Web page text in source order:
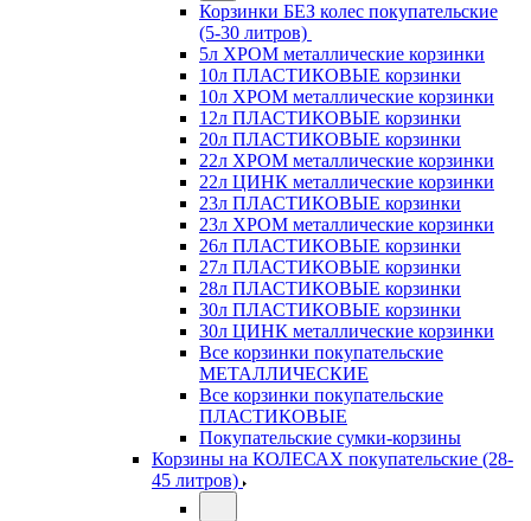
Корзинки БЕЗ колес покупательские
(5-30 литров)
5л ХРОМ металлические корзинки
10л ПЛАСТИКОВЫЕ корзинки
10л ХРОМ металлические корзинки
12л ПЛАСТИКОВЫЕ корзинки
20л ПЛАСТИКОВЫЕ корзинки
22л ХРОМ металлические корзинки
22л ЦИНК металлические корзинки
23л ПЛАСТИКОВЫЕ корзинки
23л ХРОМ металлические корзинки
26л ПЛАСТИКОВЫЕ корзинки
27л ПЛАСТИКОВЫЕ корзинки
28л ПЛАСТИКОВЫЕ корзинки
30л ПЛАСТИКОВЫЕ корзинки
30л ЦИНК металлические корзинки
Все корзинки покупательские
МЕТАЛЛИЧЕСКИЕ
Все корзинки покупательские
ПЛАСТИКОВЫЕ
Покупательские сумки-корзины
Корзины на КОЛЕСАХ покупательские (28-
45 литров)